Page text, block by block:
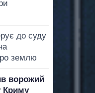
до суду
землю
ворожий
Криму